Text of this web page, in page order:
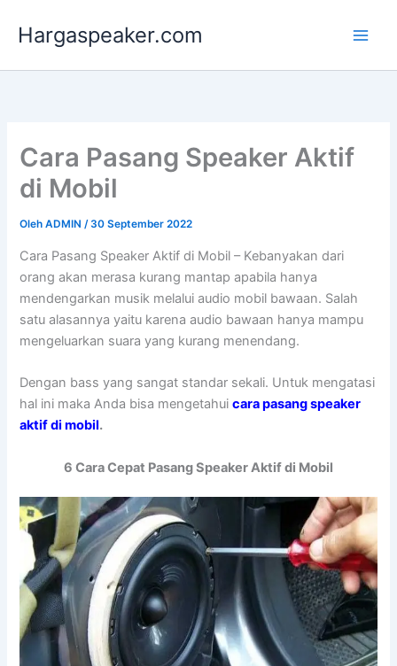
Hargaspeaker.com
Cara Pasang Speaker Aktif
di Mobil
OlehADMIN/30 September 2022
Cara Pasang Speaker Aktif di Mobil – Kebanyakan dari
orang akan merasa kurang mantap apabila hanya
mendengarkan musik melalui audio mobil bawaan. Salah
satu alasannya yaitu karena audio bawaan hanya mampu
mengeluarkan suara yang kurang menendang.
Dengan bass yang sangat standar sekali. Untuk mengatasi
hal ini maka Anda bisa mengetahuicara pasang speaker
aktif di mobil.
6 Cara Cepat Pasang Speaker Aktif di Mobil